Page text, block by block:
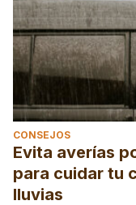
CONSEJOS
Evita averías
para cuidar tu
lluvias